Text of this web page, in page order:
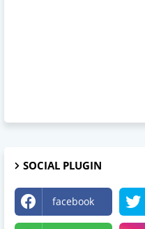
SOCIAL PLUGIN
facebook